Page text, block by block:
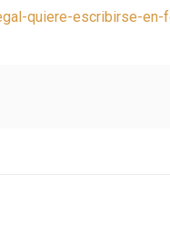
quiere-escribirse-en-